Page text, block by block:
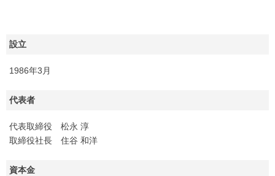
設立
1986年3月
代表者
代表取締役 松永 淳
取締役社長 住谷 和洋
資本金